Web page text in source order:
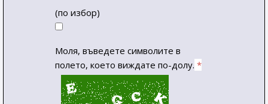
(по избор)
Моля, въведете символите в
полето, което виждате по-долу. *